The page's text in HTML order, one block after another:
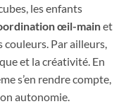
les enfants
œil-mainet
Par ailleurs,
et la créativité. En
s’en rendre compte,
autonomie.